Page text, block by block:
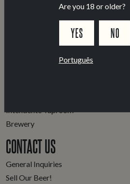
Intendente Taproom
Brewery
CONTACT US
General Inquiries
Sell Our Beer!
Are you 18 or older?
YES NO
Português